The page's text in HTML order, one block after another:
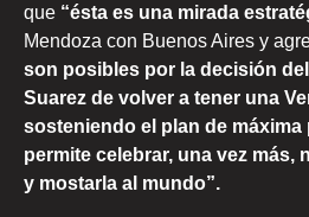
que “ésta es una mirada
Mendoza con Buenos Aires y
son posibles por la decisión
Suarez de volver a tener una
sosteniendo el plan de
permite celebrar, una vez más,
y mostarla al mundo”.